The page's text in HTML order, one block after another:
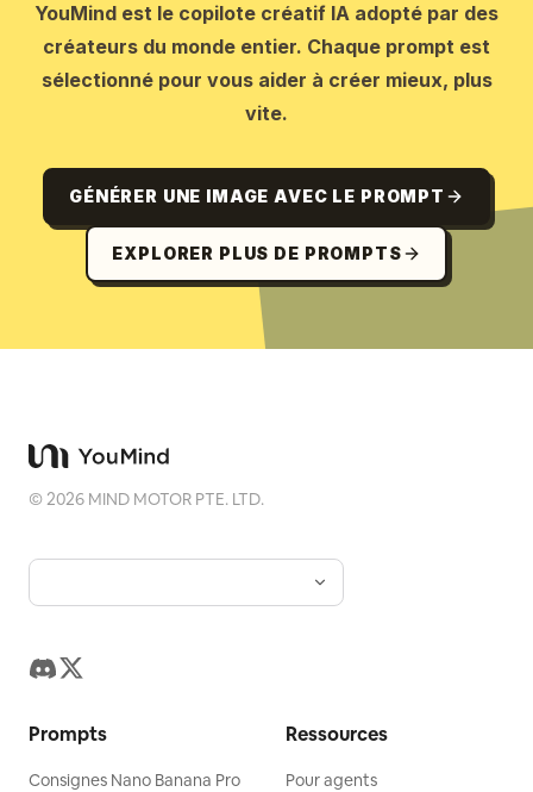
YouMind est le copilote créatif IA adopté par des
créateurs du monde entier. Chaque prompt est
sélectionné pour vous aider à créer mieux, plus
vite.
GÉNÉRER UNE IMAGE AVEC LE PROMPT
EXPLORER PLUS DE PROMPTS
©2026 MIND MOTOR PTE. LTD.
Prompts
Consignes Nano Banana Pro
Ressources
Pour agents